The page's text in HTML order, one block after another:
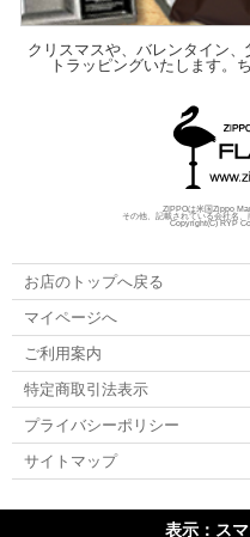
クリスマスや、バレンタイン
トラッピングいたします。
ZIPPOは米国Zippo
その他、記載されている会社名、
Copyright(C) RYP
お店のトップへ戻る
マイページへ
ご利用案内
特定商取引法表示
プライバシーポリシー
サイトマップ
表示：スマ